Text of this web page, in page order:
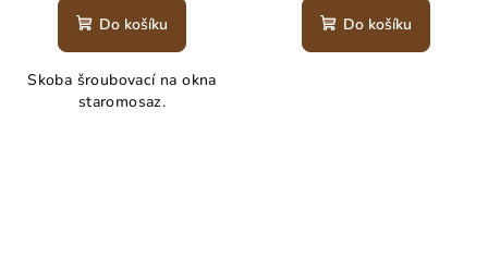
Do košíku
Skoba šroubovací na okna
staromosaz.
Do košíku